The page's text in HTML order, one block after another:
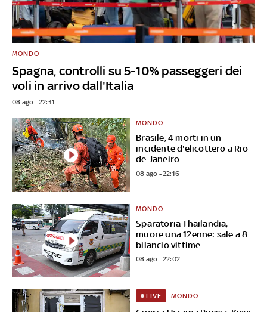
Spagna, controlli su 5-10% passeggeri dei
voli in arrivo dall'Italia
MONDO
08 ago - 22:31
Brasile, 4 morti in un
incidente d'elicottero a Rio
de Janeiro
MONDO
08 ago - 22:16
Sparatoria Thailandia,
muore una 12enne: sale a 8
bilancio vittime
MONDO
08 ago - 22:02
LIVE MONDO